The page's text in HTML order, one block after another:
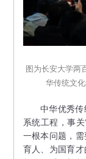
图为长安大学两
华传统文
中华优秀传统
系统工程，事
一根本问题，
育人、为国育